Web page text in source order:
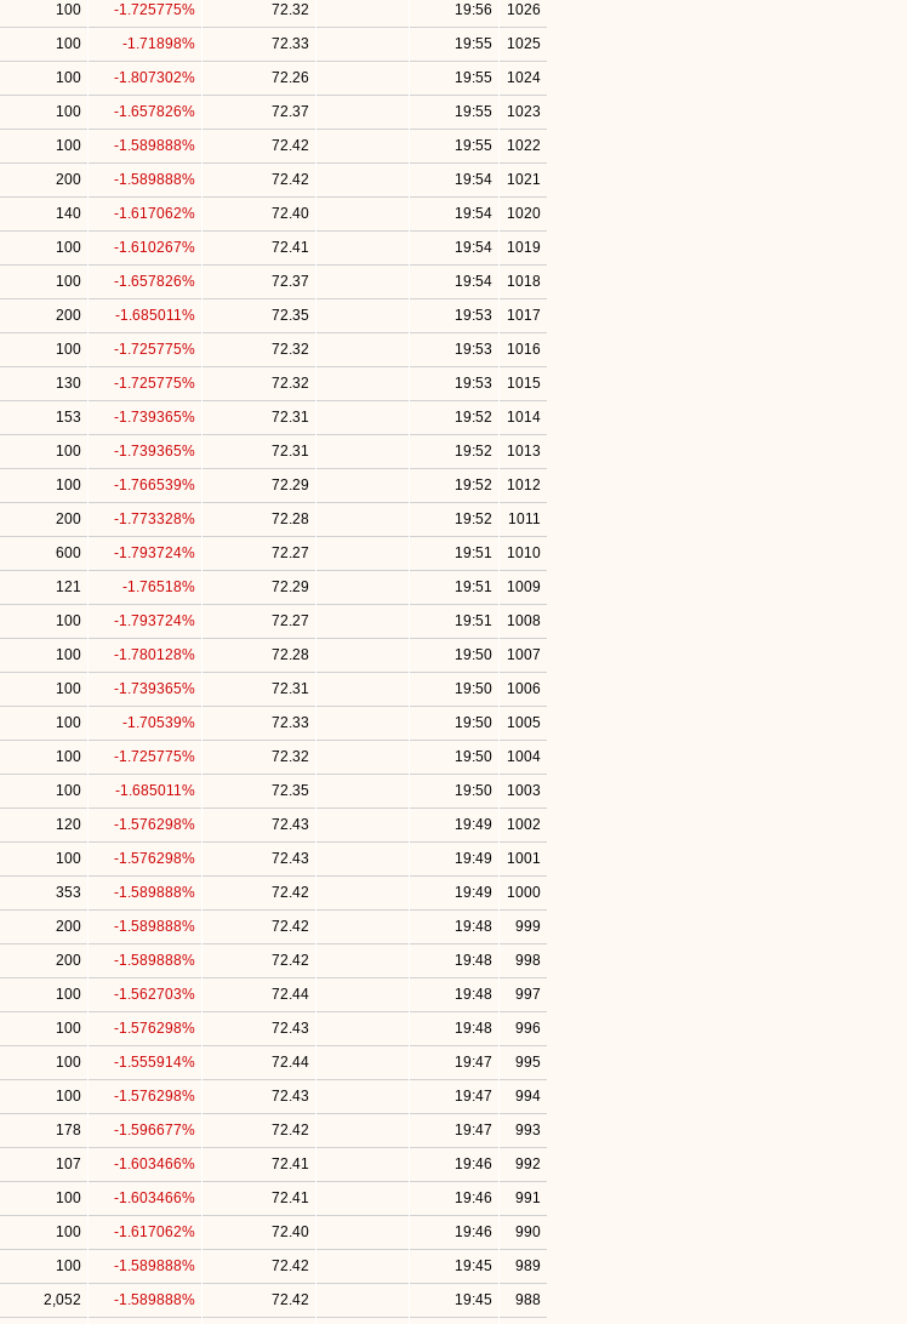
1026
19:56
72.32
-1.725775%
100
1025
19:55
72.33
-1.71898%
100
1024
19:55
72.26
-1.807302%
100
1023
19:55
72.37
-1.657826%
100
1022
19:55
72.42
-1.589888%
100
1021
19:54
72.42
-1.589888%
200
1020
19:54
72.40
-1.617062%
140
1019
19:54
72.41
-1.610267%
100
1018
19:54
72.37
-1.657826%
100
1017
19:53
72.35
-1.685011%
200
1016
19:53
72.32
-1.725775%
100
1015
19:53
72.32
-1.725775%
130
1014
19:52
72.31
-1.739365%
153
1013
19:52
72.31
-1.739365%
100
1012
19:52
72.29
-1.766539%
100
1011
19:52
72.28
-1.773328%
200
1010
19:51
72.27
-1.793724%
600
1009
19:51
72.29
-1.76518%
121
1008
19:51
72.27
-1.793724%
100
1007
19:50
72.28
-1.780128%
100
1006
19:50
72.31
-1.739365%
100
1005
19:50
72.33
-1.70539%
100
1004
19:50
72.32
-1.725775%
100
1003
19:50
72.35
-1.685011%
100
1002
19:49
72.43
-1.576298%
120
1001
19:49
72.43
-1.576298%
100
1000
19:49
72.42
-1.589888%
353
999
19:48
72.42
-1.589888%
200
998
19:48
72.42
-1.589888%
200
997
19:48
72.44
-1.562703%
100
996
19:48
72.43
-1.576298%
100
995
19:47
72.44
-1.555914%
100
994
19:47
72.43
-1.576298%
100
993
19:47
72.42
-1.596677%
178
992
19:46
72.41
-1.603466%
107
991
19:46
72.41
-1.603466%
100
990
19:46
72.40
-1.617062%
100
989
19:45
72.42
-1.589888%
100
988
19:45
72.42
-1.589888%
2,052